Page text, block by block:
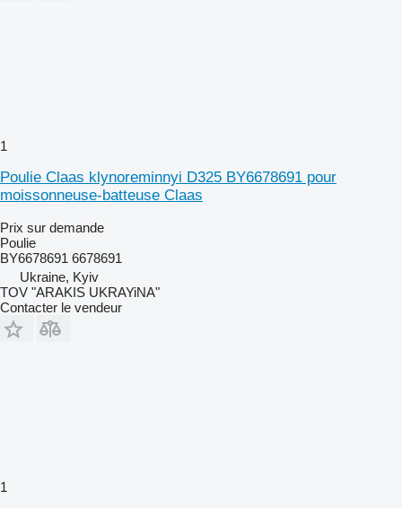
1
Poulie Claas klynoreminnyi D325 BY6678691 pour
moissonneuse-batteuse Claas
Prix sur demande
Poulie
BY6678691 6678691
Ukraine, Kyiv
TOV "ARAKIS UKRAYiNA"
Contacter le vendeur
1